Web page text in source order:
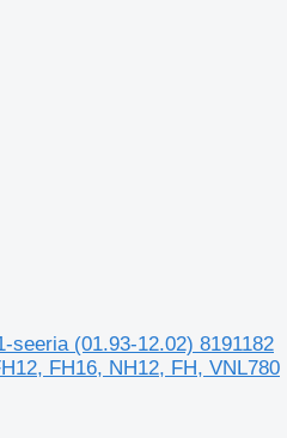
seeria (01.93-12.02) 8191182
FH16, NH12, FH, VNL780